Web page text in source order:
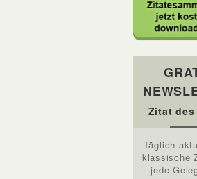
Zitat des
Täglich
klassische
jede